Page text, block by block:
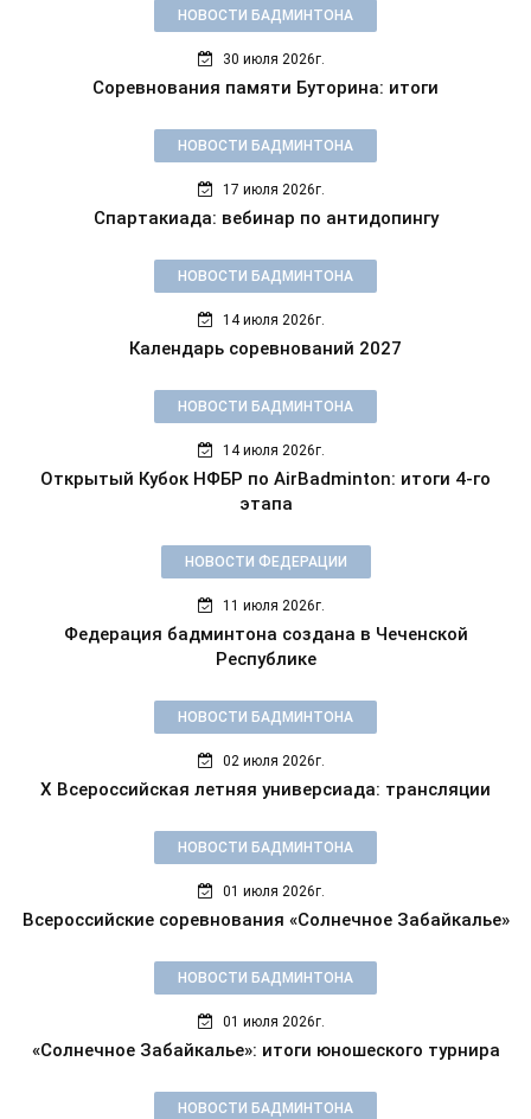
НОВОСТИ БАДМИНТОНА
30 июля 2026г.
Соревнования памяти Буторина: итоги
НОВОСТИ БАДМИНТОНА
17 июля 2026г.
Спартакиада: вебинар по антидопингу
НОВОСТИ БАДМИНТОНА
14 июля 2026г.
Календарь соревнований 2027
НОВОСТИ БАДМИНТОНА
14 июля 2026г.
Открытый Кубок НФБР по AirBadminton: итоги 4-го
этапа
НОВОСТИ ФЕДЕРАЦИИ
11 июля 2026г.
Федерация бадминтона создана в Чеченской
Республике
НОВОСТИ БАДМИНТОНА
02 июля 2026г.
X Всероссийская летняя универсиада: трансляции
НОВОСТИ БАДМИНТОНА
01 июля 2026г.
Всероссийские соревнования «Солнечное Забайкалье»
НОВОСТИ БАДМИНТОНА
01 июля 2026г.
«Солнечное Забайкалье»: итоги юношеского турнира
НОВОСТИ БАДМИНТОНА